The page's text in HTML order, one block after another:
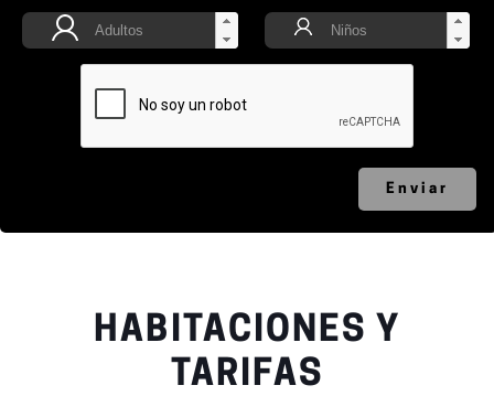
HABITACIONES Y
TARIFAS